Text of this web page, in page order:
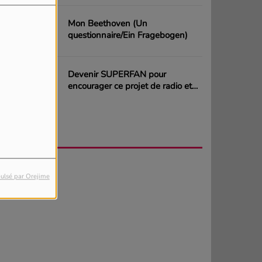
par Orejime
Mon Beethoven (Un
questionnaire/Ein Fragebogen)
Devenir SUPERFAN pour
encourager ce projet de radio et